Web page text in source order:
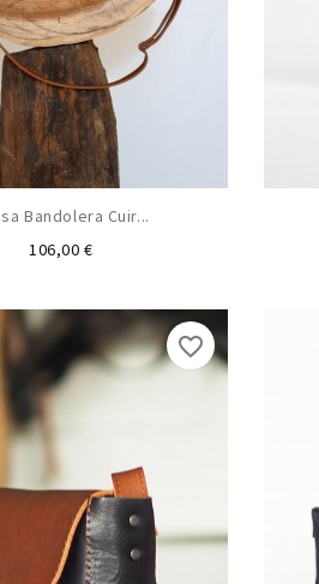
Bandolera Cuir...
106,00 €Preu
favorite_border